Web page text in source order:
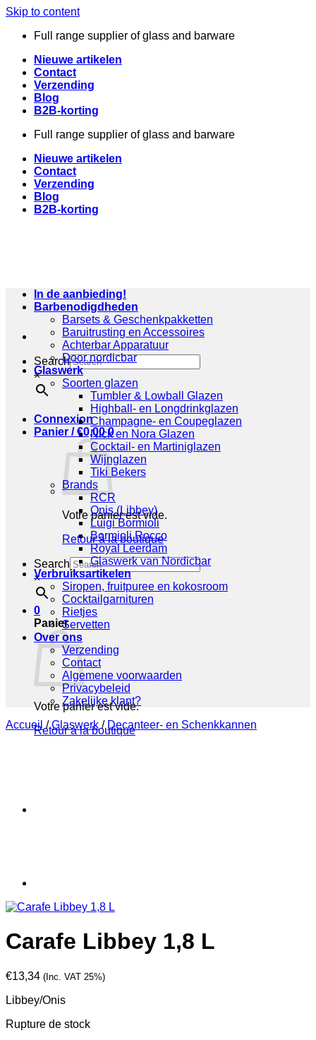
Skip to content
Full range supplier of glass and barware
Nieuwe artikelen
Contact
Verzending
Blog
B2B-korting
Full range supplier of glass and barware
Nieuwe artikelen
Contact
Verzending
Blog
B2B-korting
Search
×
Connexion
Panier /€0,00 0
Votre panier est vide.
Retour à la boutique
Search
×
0
Panier
Votre panier est vide.
Retour à la boutique
In de aanbieding!
Barbenodigdheden
Barsets & Geschenkpakketten
Baruitrusting en Accessoires
Achterbar Apparatuur
Door nordicbar
Glaswerk
Soorten glazen
Tumbler & Lowball Glazen
Highball- en Longdrinkglazen
Champagne- en Coupeglazen
Nick en Nora Glazen
Cocktail- en Martiniglazen
Wijnglazen
Tiki Bekers
Brands
RCR
Onis (Libbey)
Luigi Bormioli
Bormioli Rocco
Royal Leerdam
Glaswerk van Nordicbar
Verbruiksartikelen
Siropen, fruitpuree en kokosroom
Cocktailgarnituren
Rietjes
Servetten
Over ons
Verzending
Contact
Algemene voorwaarden
Privacybeleid
Zakelijke klant?
Accueil / Glaswerk / Decanteer- en Schenkkannen
Carafe Libbey 1,8 L
€13,34 (Inc. VAT 25%)
Libbey/Onis
Rupture de stock